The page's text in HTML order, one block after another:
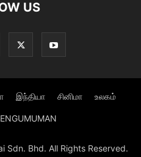
US
இந்தியா சினிமா உலகம்
Bhd. All Rights Reserved.